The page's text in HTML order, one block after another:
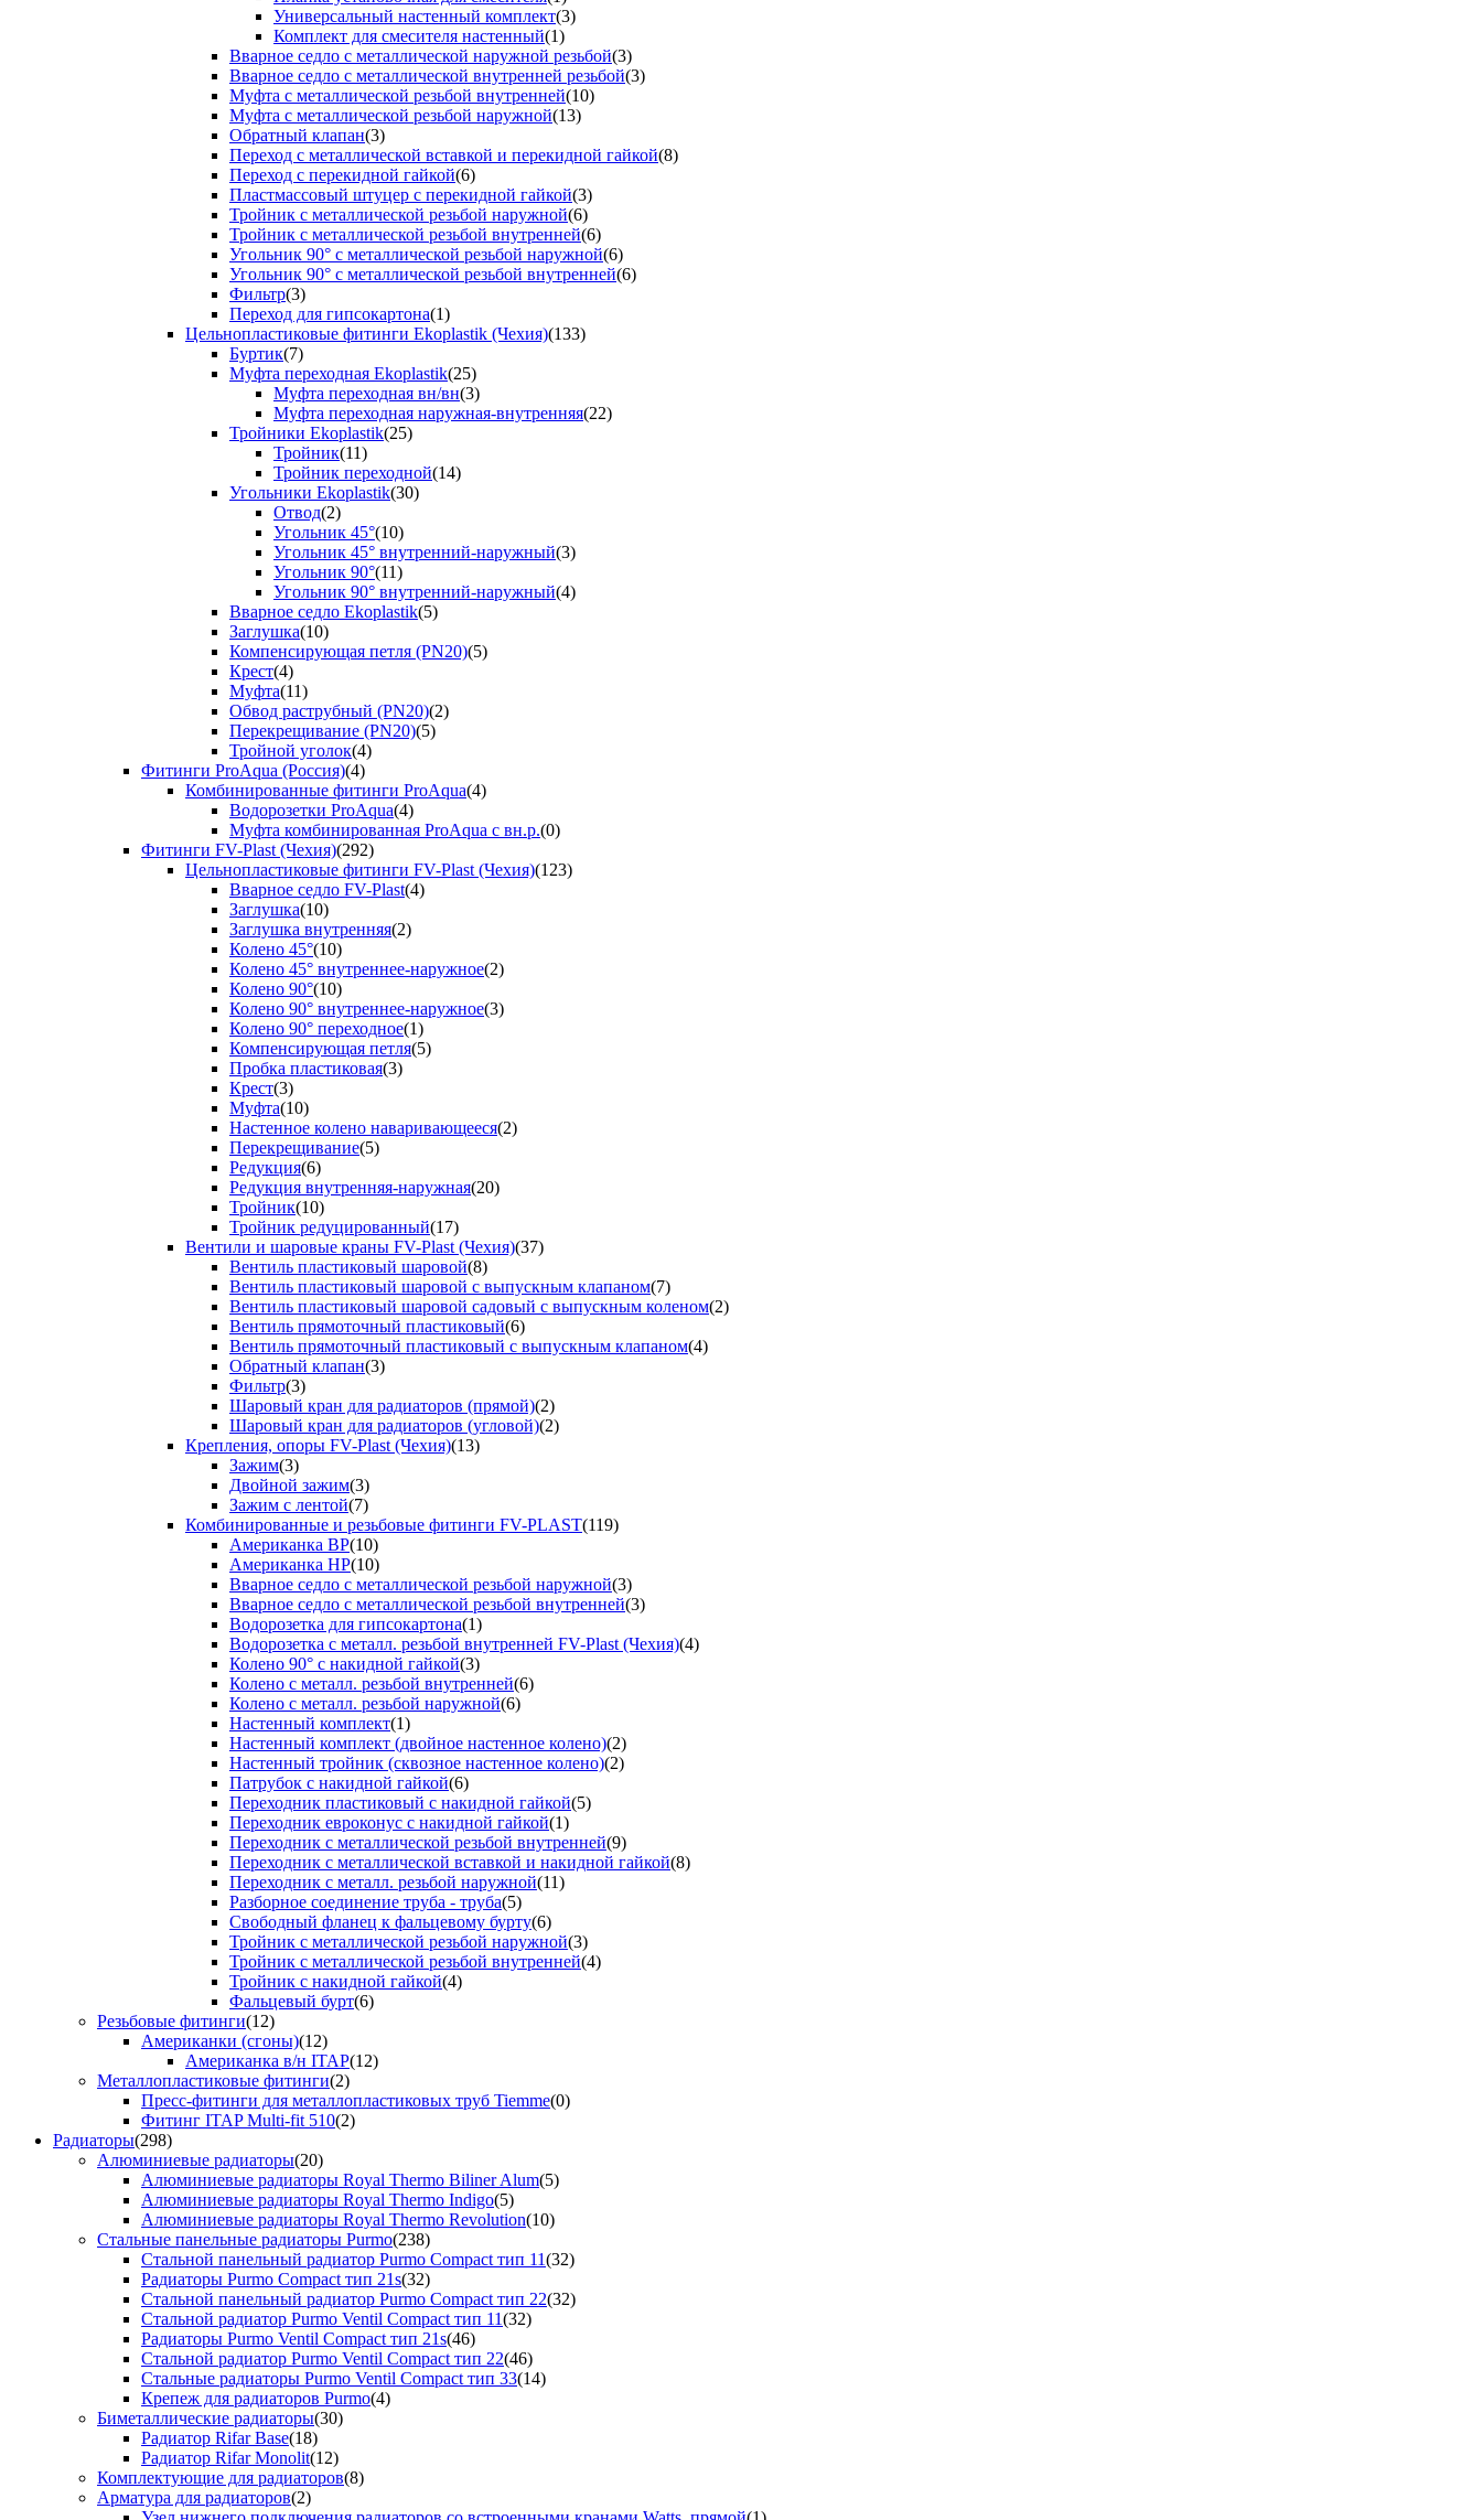
Универсальный настенный комплект(3)
Комплект для смесителя настенный(1)
Вварное седло с металлической наружной резьбой(3)
Вварное седло с металлической внутренней резьбой(3)
Муфта с металлической резьбой внутренней(10)
Муфта с металлической резьбой наружной(13)
Обратный клапан(3)
Переход с металлической вставкой и перекидной гайкой(8)
Переход с перекидной гайкой(6)
Пластмассовый штуцер с перекидной гайкой(3)
Тройник с металлической резьбой наружной(6)
Тройник с металлической резьбой внутренней(6)
Угольник 90° с металлической резьбой наружной(6)
Угольник 90° с металлической резьбой внутренней(6)
Фильтр(3)
Переход для гипсокартона(1)
Цельнопластиковые фитинги Ekoplastik (Чехия)(133)
Буртик(7)
Муфта переходная Ekoplastik(25)
Муфта переходная вн/вн(3)
Муфта переходная наружная-внутренняя(22)
Тройники Ekoplastik(25)
Тройник(11)
Тройник переходной(14)
Угольники Ekoplastik(30)
Отвод(2)
Угольник 45°(10)
Угольник 45° внутренний-наружный(3)
Угольник 90°(11)
Угольник 90° внутренний-наружный(4)
Вварное седло Ekoplastik(5)
Заглушка(10)
Компенсирующая петля (PN20)(5)
Крест(4)
Муфта(11)
Обвод раструбный (PN20)(2)
Перекрещивание (PN20)(5)
Тройной уголок(4)
Фитинги ProAqua (Россия)(4)
Комбинированные фитинги ProAqua(4)
Водорозетки ProAqua(4)
Муфта комбинированная ProAqua с вн.р.(0)
Фитинги FV-Plast (Чехия)(292)
Цельнопластиковые фитинги FV-Plast (Чехия)(123)
Вварное седло FV-Plast(4)
Заглушка(10)
Заглушка внутренняя(2)
Колено 45°(10)
Колено 45° внутреннее-наружное(2)
Колено 90°(10)
Колено 90° внутреннее-наружное(3)
Колено 90° переходное(1)
Компенсирующая петля(5)
Пробка пластиковая(3)
Крест(3)
Муфта(10)
Настенное колено наваривающееся(2)
Перекрещивание(5)
Редукция(6)
Редукция внутренняя-наружная(20)
Тройник(10)
Тройник редуцированный(17)
Вентили и шаровые краны FV-Plast (Чехия)(37)
Вентиль пластиковый шаровой(8)
Вентиль пластиковый шаровой с выпускным клапаном(7)
Вентиль пластиковый шаровой садовый с выпускным коленом(2)
Вентиль прямоточный пластиковый(6)
Вентиль прямоточный пластиковый с выпускным клапаном(4)
Обратный клапан(3)
Фильтр(3)
Шаровый кран для радиаторов (прямой)(2)
Шаровый кран для радиаторов (угловой)(2)
Крепления, опоры FV-Plast (Чехия)(13)
Зажим(3)
Двойной зажим(3)
Зажим с лентой(7)
Комбинированные и резьбовые фитинги FV-PLAST(119)
Американка ВР(10)
Американка НР(10)
Вварное седло с металлической резьбой наружной(3)
Вварное седло с металлической резьбой внутренней(3)
Водорозетка для гипсокартона(1)
Водорозетка с металл. резьбой внутренней FV-Plast (Чехия)(4)
Колено 90° с накидной гайкой(3)
Колено с металл. резьбой внутренней(6)
Колено с металл. резьбой наружной(6)
Настенный комплект(1)
Настенный комплект (двойное настенное колено)(2)
Настенный тройник (сквозное настенное колено)(2)
Патрубок с накидной гайкой(6)
Переходник пластиковый с накидной гайкой(5)
Переходник евроконус с накидной гайкой(1)
Переходник с металлической резьбой внутренней(9)
Переходник с металлической вставкой и накидной гайкой(8)
Переходник с металл. резьбой наружной(11)
Разборное соединение труба - труба(5)
Свободный фланец к фальцевому бурту(6)
Тройник с металлической резьбой наружной(3)
Тройник с металлической резьбой внутренней(4)
Тройник с накидной гайкой(4)
Фальцевый бурт(6)
Резьбовые фитинги(12)
Американки (сгоны)(12)
Американка в/н ITAP(12)
Металлопластиковые фитинги(2)
Пресс-фитинги для металлопластиковых труб Tiemme(0)
Фитинг ITAP Multi-fit 510(2)
Радиаторы(298)
Алюминиевые радиаторы(20)
Алюминиевые радиаторы Royal Thermo Biliner Alum(5)
Алюминиевые радиаторы Royal Thermo Indigo(5)
Алюминиевые радиаторы Royal Thermo Revolution(10)
Стальные панельные радиаторы Purmo(238)
Стальной панельный радиатор Purmo Compact тип 11(32)
Радиаторы Purmo Compact тип 21s(32)
Стальной панельный радиатор Purmo Compact тип 22(32)
Стальной радиатор Purmo Ventil Compact тип 11(32)
Радиаторы Purmo Ventil Compact тип 21s(46)
Стальной радиатор Purmo Ventil Compact тип 22(46)
Стальные радиаторы Purmo Ventil Compact тип 33(14)
Крепеж для радиаторов Purmo(4)
Биметаллические радиаторы(30)
Радиатор Rifar Base(18)
Радиатор Rifar Monolit(12)
Комплектующие для радиаторов(8)
Арматура для радиаторов(2)